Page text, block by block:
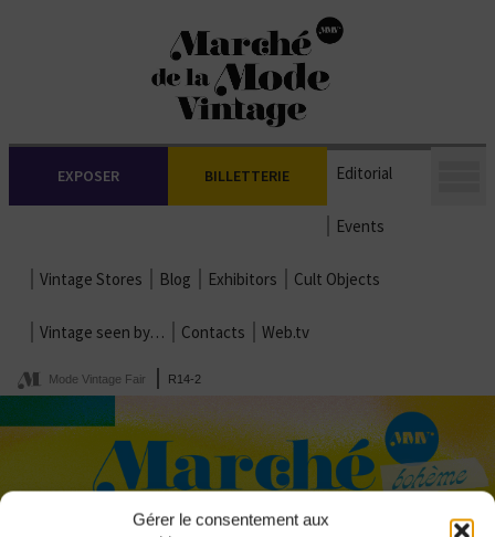
Gérer le consentement aux
EXPOSER BILLETTERIE Editorial
Events
Vintage Stores Blog Exhibitors Cult Objects
Vintage seen by… Contacts Web.tv
Mode Vintage Fair R14-2